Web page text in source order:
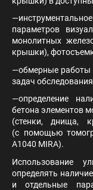
параметров
монолитных
крышки),
—обмерные работы
задач
—определение
бетона элементов
(стенки, днища,
(с помощью
A1040 MIRA).
Использование
определять
и отдельные